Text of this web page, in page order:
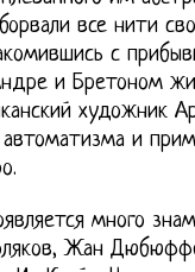
все нити
с
и Бретоном
художник
и
много
Жан